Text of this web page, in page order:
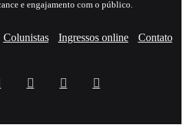
e engajamento com o público.
Colunistas Ingressos online Contato
Facebook YouTube